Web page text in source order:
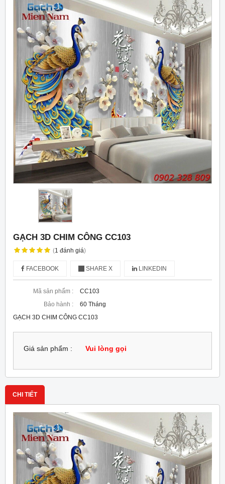
GẠCH 3D CHIM CÔNG CC103
(1 đánh giá)
FACEBOOK SHARE X LINKEDIN
Mã sản phẩm :
CC103
Bảo hành :
60 Tháng
GẠCH 3D CHIM CÔNG CC103
Giá sản phẩm : Vui lòng gọi
CHI TIẾT